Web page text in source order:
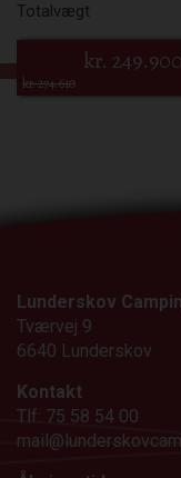
Totalvægt
kr. 249.900
kr. 274.610
Lunderskov
Tværvej 9
6640 Lunderskov
Kontakt
Tlf: 75 58 54 00